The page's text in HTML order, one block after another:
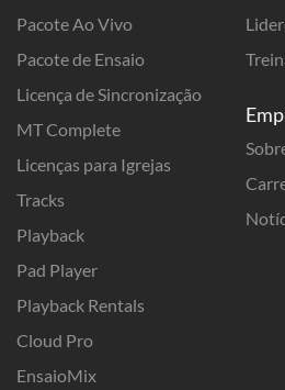
Pacote Ao Vivo
Pacote de Ensaio
Licença de Sincronização
MT Complete
Licenças para Igrejas
Tracks
Playback
Pad Player
Playback Rentals
Cloud Pro
EnsaioMix